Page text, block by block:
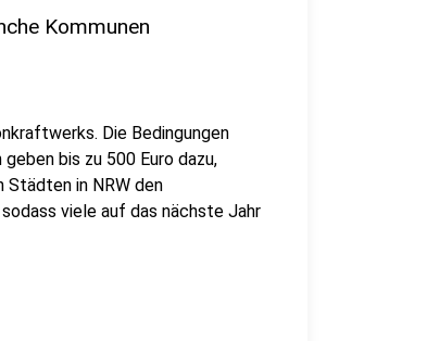
Kommunen
Die Bedingungen
bis zu 500 Euro dazu,
Städten in NRW den
viele auf das nächste Jahr